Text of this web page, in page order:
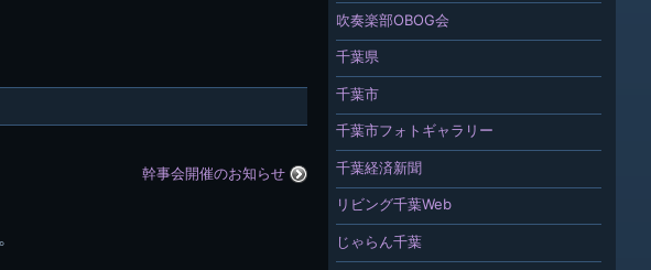
幹事会開催のお知らせ
吹奏楽部OBOG会
千葉県
千葉市
千葉市フォトギャラリー
千葉経済新聞
リビング千葉Web
じゃらん千葉